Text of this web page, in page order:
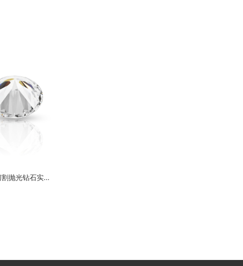
人造钻石1.06ct F vs1 圆形切割抛光钻石实验室培育，带有 IGI 证书圆形垫形明亮式切割 cvd 钻石